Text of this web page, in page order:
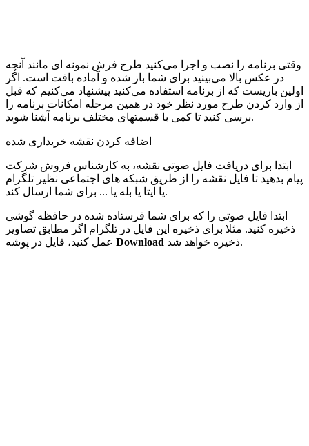
وقتی برنامه را نصب و اجرا می‌کنید طرح فرش نمونه ای مانند آنچه
در عکس بالا می‌بینید برای شما باز شده و آماده بافت است. اگر
اولین باریست که از برنامه استفاده می‌کنید پیشنهاد می‌کنیم که قبل
از وارد کردن طرح مورد نظر خود در همین مرحله امکانات برنامه را
برسی کنید تا کمی با قسمتهای مختلف برنامه آشنا شوید.
اضافه کردن نقشه خریداری شده
ابتدا برای دریافت فایل صوتی نقشه، به کارشناس فروش شرکت
پیام بدهید تا فایل نقشه را از طریق شبکه های اجتماعی نظیر تلگرام
یا ایتا یا بله یا ... برای شما ارسال کند.
ابتدا فایل صوتی را که برای شما فرستاده شده در حافظه گوشی
ذخیره کنید. مثلا برای ذخیره این فایل در تلگرام اگر مطابق تصاویر
Download ذخیره خواهد شد.